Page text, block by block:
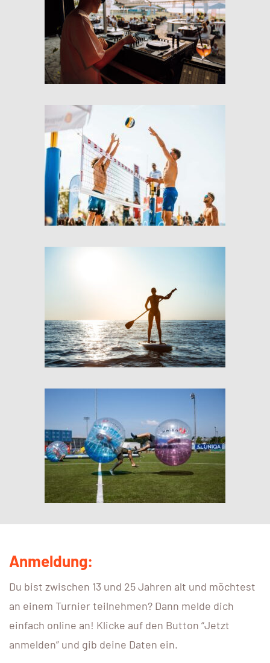
Anmeldung:
Du bist zwischen 13 und 25 Jahren alt und möchtest
an einem Turnier teilnehmen? Dann melde dich
einfach online an! Klicke auf den Button “Jetzt
anmelden” und gib deine Daten ein.